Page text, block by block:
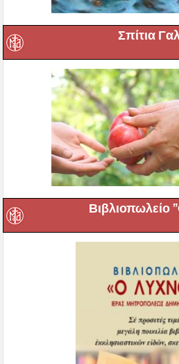
Σπίτια
Βιβλιοπωλείο